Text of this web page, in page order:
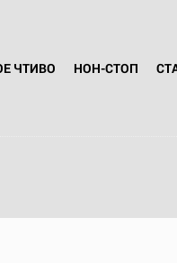
ЧТИВО НОН-СТОП